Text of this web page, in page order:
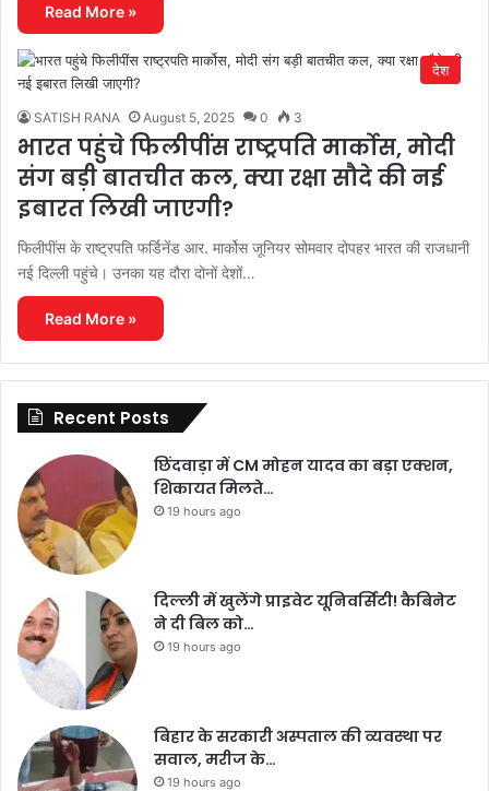
Read More »
देश
SATISH RANA August 5, 2025 0 3
भारत पहुंचे फिलीपींस राष्ट्रपति मार्कोस, मोदी
संग बड़ी बातचीत कल, क्या रक्षा सौदे की नई
इबारत लिखी जाएगी?
फिलीपींस के राष्ट्रपति फर्डिनेंड आर. मार्कोस जूनियर सोमवार दोपहर भारत की राजधानी
नई दिल्ली पहुंचे। उनका यह दौरा दोनों देशों…
Read More »
Recent Posts
छिंदवाड़ा में CM मोहन यादव का बड़ा एक्शन,
शिकायत मिलते…
19 hours ago
दिल्ली में खुलेंगे प्राइवेट यूनिवर्सिटी! कैबिनेट
ने दी बिल को…
19 hours ago
बिहार के सरकारी अस्पताल की व्यवस्था पर
सवाल, मरीज के…
19 hours ago